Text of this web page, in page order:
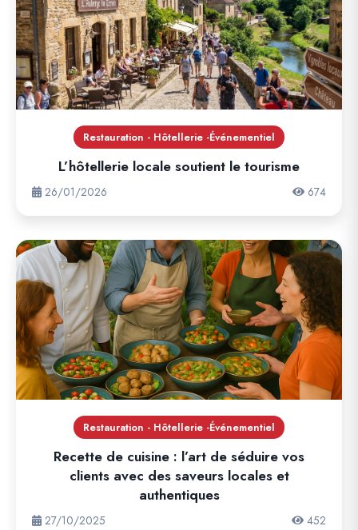
Restauration - Hôtellerie -Événementiel
L’hôtellerie locale soutient le tourisme
26/01/2026 674
Restauration - Hôtellerie -Événementiel
Recette de cuisine : l’art de séduire vos
clients avec des saveurs locales et
authentiques
27/10/2025 452